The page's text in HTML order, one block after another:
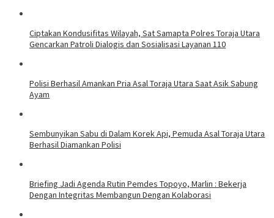
Ciptakan Kondusifitas Wilayah, Sat Samapta Polres Toraja Utara
Gencarkan Patroli Dialogis dan Sosialisasi Layanan 110
Polisi Berhasil Amankan Pria Asal Toraja Utara Saat Asik Sabung
Ayam
Sembunyikan Sabu di Dalam Korek Api, Pemuda Asal Toraja Utara
Berhasil Diamankan Polisi
Briefing Jadi Agenda Rutin Pemdes Topoyo, Marlin : Bekerja
Dengan Integritas Membangun Dengan Kolaborasi